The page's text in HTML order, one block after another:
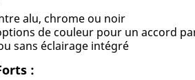
alu, chrome ou noir
de couleur pour un accord
sans éclairage intégré
: